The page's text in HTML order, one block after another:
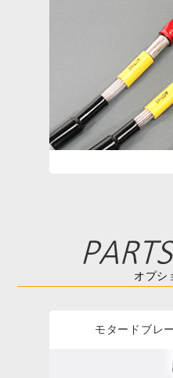
オプシ
モタードブレ